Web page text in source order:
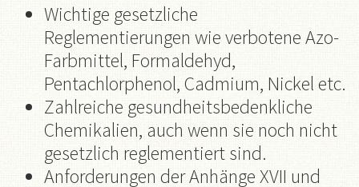
Wichtige gesetzliche
Reglementierungen wie verbotene Azo-
Farbmittel, Formaldehyd,
Pentachlorphenol, Cadmium, Nickel etc.
Zahlreiche gesundheitsbedenkliche
Chemikalien, auch wenn sie noch nicht
gesetzlich reglementiert sind.
Anforderungen der Anhänge XVII und